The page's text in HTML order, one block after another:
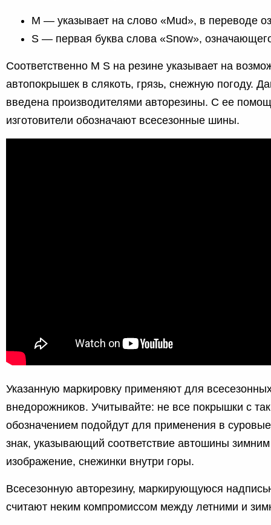
М — указывает на слово «Mud», в переводе
S — первая буква слова «Snow»,
Соответственно M S на резине указывает на
автопокрышек в слякоть, грязь, снежную погоду.
введена производителями авторезины. С ее
изготовители обозначают всесезонные шины.
Указанную маркировку применяют для
внедорожников. Учитывайте: не все покрышки с
обозначением подойдут для применения в
знак, указывающий соответствие автошины
изображение, снежинки внутри горы.
Всесезонную авторезину, маркирующуюся
считают неким компромиссом между летними и